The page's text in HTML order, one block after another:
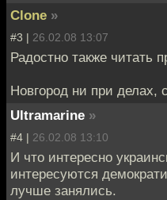
Clone »
#3 | 26.02.08 13:07
Радостно также читать
Новгород ни при делах,
Ultramarine »
#4 | 26.02.08 13:10
И что интересно
интересуются
лучше занялись.